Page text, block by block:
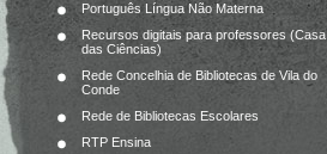
Português Língua Não Materna
Recursos digitais para professores (Casa
das Ciências)
Rede Concelhia de Bibliotecas de Vila do
Conde
Rede de Bibliotecas Escolares
RTP Ensina